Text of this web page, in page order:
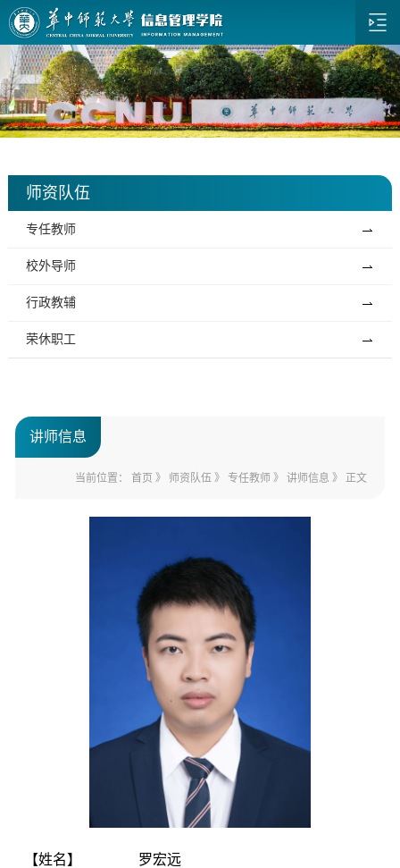
师资队伍
专任教师
校外导师
行政教辅
荣休职工
讲师信息
当前位置：首页 》 师资队伍 》专任教师 》讲师信息 》 正文
【姓名】
罗宏远